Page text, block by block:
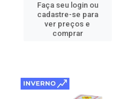
Faça seu login ou
cadastre-se para
ver preços e
comprar